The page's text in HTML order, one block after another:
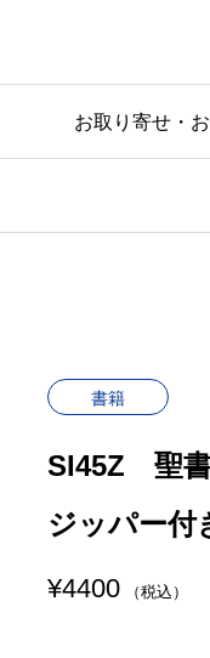
お取り寄せ・
書籍
SI45Z 聖書
ジッパー付
¥4400 （税込）